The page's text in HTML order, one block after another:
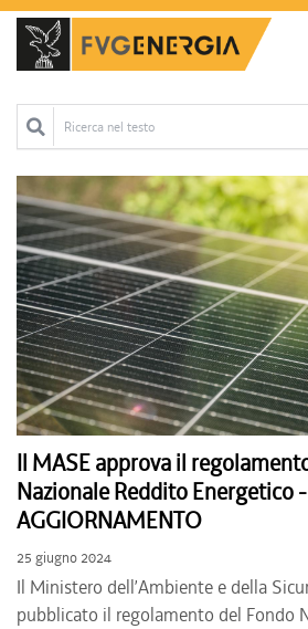
Ricerca nel testo
Il MASE approva il
Nazionale Reddito Energetico -
AGGIORNAMENTO
25 giugno 2024
Il Ministero dell’Ambiente e della
pubblicato il regolamento del Fondo